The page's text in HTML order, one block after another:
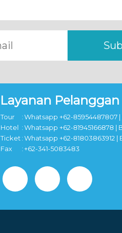
Layanan Pelanggan
Tour :Whatsapp +62-85954487807 |
Hotel :Whatsapp +62-81945166878 |
Ticket :Whatsapp +62-81803863912 |
Fax
:+62-341-5083483